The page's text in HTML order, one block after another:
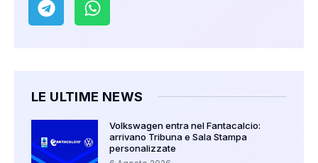
LE ULTIME NEWS
Volkswagen entra nel Fantacalcio:
arrivano Tribuna e Sala Stampa
personalizzate